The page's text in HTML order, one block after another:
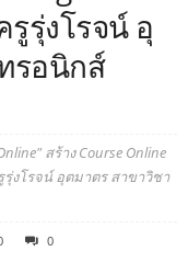
รุ่งโรจน์ อุ
รอนิกส์
สร้าง Course Online
รุ่งโรจน์ อุตมาตร สาขาวิชา
0